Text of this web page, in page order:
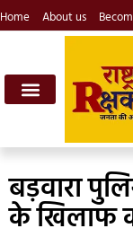
Home About us
बड़वारा
के खिलाफ